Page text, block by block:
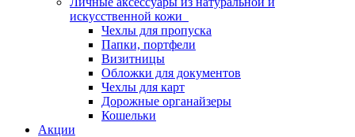
искусственной кожи
Чехлы для пропуска
Папки, портфели
Визитницы
Обложки для документов
Чехлы для карт
Дорожные органайзеры
Кошельки
Акции